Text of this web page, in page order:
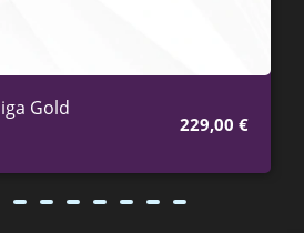
Gold
229,00 €